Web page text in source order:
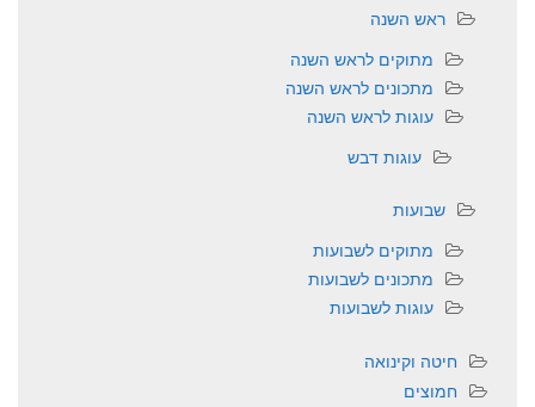
ראש השנה
מתוקים לראש השנה
מתכונים לראש השנה
עוגות לראש השנה
עוגות דבש
שבועות
מתוקים לשבועות
מתכונים לשבועות
עוגות לשבועות
חיטה וקינואה
חמוצים